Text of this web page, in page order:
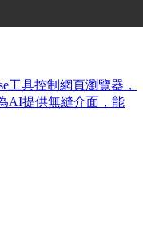
工具控制網頁瀏覽器，
AI提供無縫介面，能